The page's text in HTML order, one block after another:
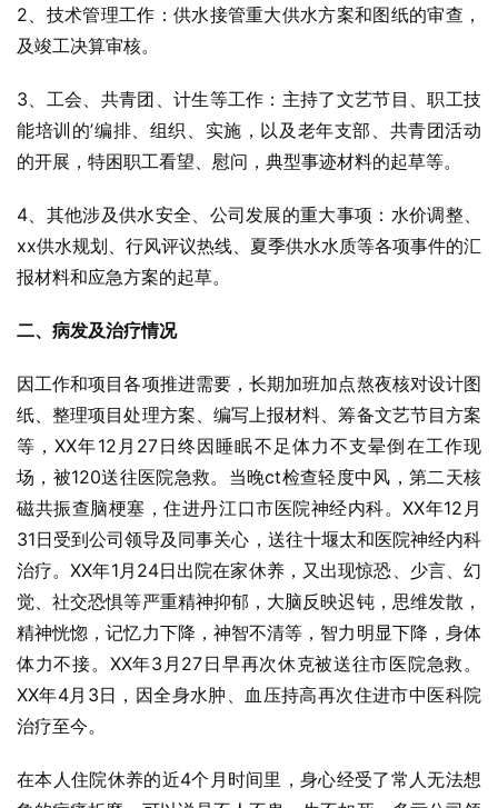
2、技术管理工作：供水接管重大供水方案和图纸的审查，
及竣工决算审核。
3、工会、共青团、计生等工作：主持了文艺节目、职工技
能培训的’编排、组织、实施，以及老年支部、共青团活动
的开展，特困职工看望、慰问，典型事迹材料的起草等。
4、其他涉及供水安全、公司发展的重大事项：水价调整、
xx供水规划、行风评议热线、夏季供水水质等各项事件的汇
报材料和应急方案的起草。
二、病发及治疗情况
因工作和项目各项推进需要，长期加班加点熬夜核对设计图
纸、整理项目处理方案、编写上报材料、筹备文艺节目方案
等，XX年12月27日终因睡眠不足体力不支晕倒在工作现
场，被120送往医院急救。当晚ct检查轻度中风，第二天核
磁共振查脑梗塞，住进丹江口市医院神经内科。XX年12月
31日受到公司领导及同事关心，送往十堰太和医院神经内科
治疗。XX年1月24日出院在家休养，又出现惊恐、少言、幻
觉、社交恐惧等严重精神抑郁，大脑反映迟钝，思维发散，
精神恍惚，记忆力下降，神智不清等，智力明显下降，身体
体力不接。XX年3月27日早再次休克被送往市医院急救。
XX年4月3日，因全身水肿、血压持高再次住进市中医科院
治疗至今。
在本人住院休养的近4个月时间里，身心经受了常人无法想